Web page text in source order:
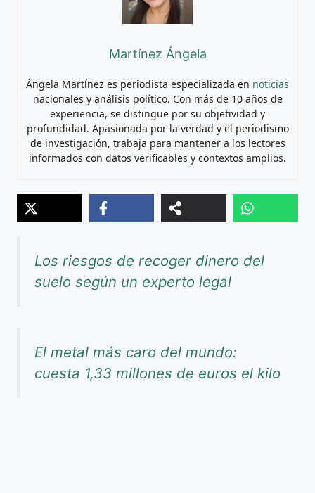
Martínez Ángela
Ángela Martínez es periodista especializada en noticias
nacionales y análisis político. Con más de 10 años de
experiencia, se distingue por su objetividad y
profundidad. Apasionada por la verdad y el periodismo
de investigación, trabaja para mantener a los lectores
informados con datos verificables y contextos amplios.
Los riesgos de recoger dinero del
suelo según un experto legal
El metal más caro del mundo:
cuesta 1,33 millones de euros el kilo